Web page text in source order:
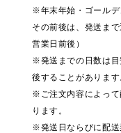
※年末年始・ゴールデ
その前後は、発送ま
営業日前後）
※発送までの日数は
後することがあります
※ご注文内容によって
ります。
※発送日ならびに配送